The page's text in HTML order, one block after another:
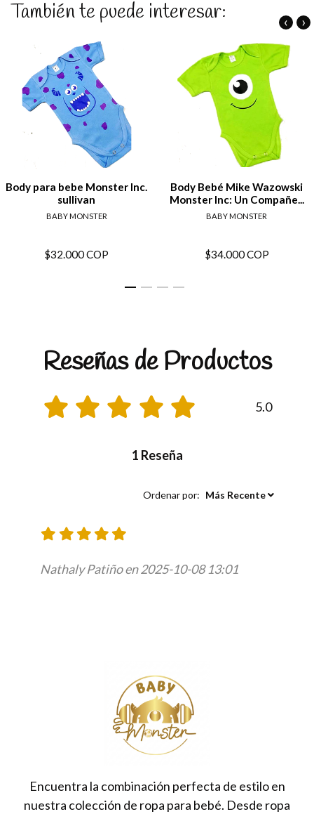
También te puede interesar:
Body para bebe Monster Inc.
sullivan
BABY MONSTER
$32.000 COP
Body Bebé Mike Wazowski
Monster Inc: Un Compañe...
BABY MONSTER
$34.000 COP
‹ ›
Reseñas de Productos
5.0
1 Reseña
Ordenar por: Más Recente
Nathaly Patiño en 2025-10-08 13:01
Encuentra la combinación perfecta de estilo en
nuestra colección de ropa para bebé. Desde ropa